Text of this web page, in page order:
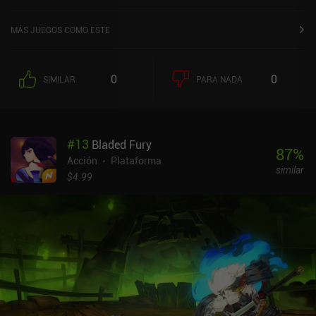
MÁS JUEGOS COMO ESTE
SIMILAR 0 PARA NADA 0
#13 Bladed Fury
Acción
Plataforma
$4.99
87%
similar